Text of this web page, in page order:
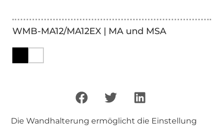
WMB-MA12/MA12EX | MA und MSA
Die Wandhalterung ermöglicht die Einstellung